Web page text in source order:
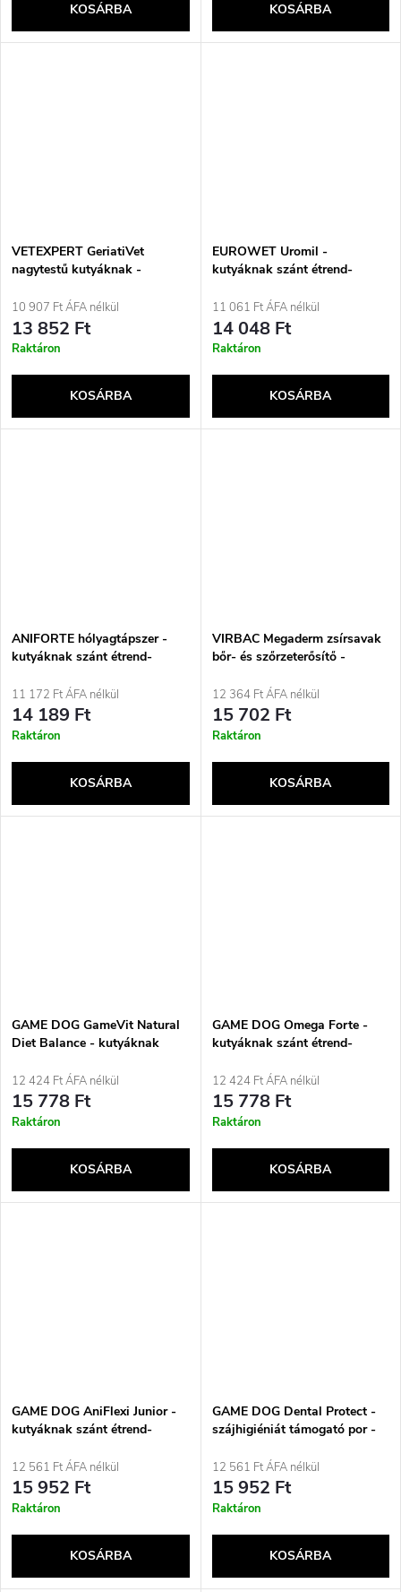
KOSÁRBA KOSÁRBA
VETEXPERT GeriatiVet
nagytestű kutyáknak -
kutyák számára - 45 kapszula.
10 907 Ft ÁFA nélkül
13 852 Ft
Raktáron
KOSÁRBA
EUROWET Uromil -
kutyáknak szánt étrend-
11 061 Ft ÁFA nélkül
14 048 Ft
Raktáron
KOSÁRBA
ANIFORTE hólyagtápszer -
kutyáknak szánt étrend-
11 172 Ft ÁFA nélkül
14 189 Ft
Raktáron
KOSÁRBA
VIRBAC Megaderm zsírsavak
bőr- és szőrzeterősítő -
- 28x8ml
12 364 Ft ÁFA nélkül
15 702 Ft
Raktáron
KOSÁRBA
GAME DOG GameVit Natural
Diet Balance - kutyáknak
250g
12 424 Ft ÁFA nélkül
15 778 Ft
Raktáron
KOSÁRBA
GAME DOG Omega Forte -
kutyáknak szánt étrend-
12 424 Ft ÁFA nélkül
15 778 Ft
Raktáron
KOSÁRBA
GAME DOG AniFlexi Junior -
kutyáknak szánt étrend-
12 561 Ft ÁFA nélkül
15 952 Ft
Raktáron
KOSÁRBA
GAME DOG Dental Protect -
szájhigiéniát támogató por -
12 561 Ft ÁFA nélkül
15 952 Ft
Raktáron
KOSÁRBA